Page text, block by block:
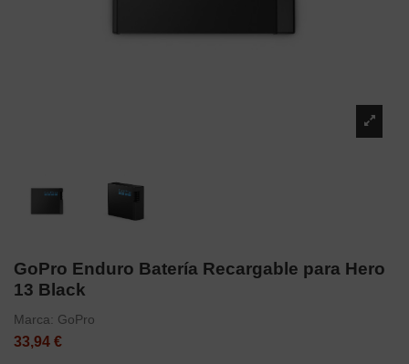
GoPro Enduro Batería Recargable para Hero
13 Black
Marca: GoPro
33,94 €